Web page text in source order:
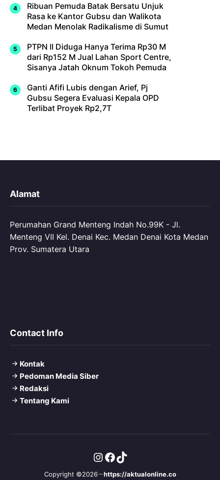
Ribuan Pemuda Batak Bersatu Unjuk
Rasa ke Kantor Gubsu dan Walikota
Medan Menolak Radikalisme di Sumut
PTPN II Diduga Hanya Terima Rp30 M
dari Rp152 M Jual Lahan Sport Centre,
Sisanya Jatah Oknum Tokoh Pemuda
Ganti Afifi Lubis dengan Arief, Pj
Gubsu Segera Evaluasi Kepala OPD
Terlibat Proyek Rp2,7T
Alamat
Perumahan Grand Menteng Indah No.99K - Jl.
Menteng VII Kel. Denai Kec. Medan Denai Kota Medan
Prov. Sumatera Utara
Contact Info
Kontak
Pedoman Media Siber
Redaksi
Tentang Kami
Copyright ©2026 https://aktualonline.co
Instagram
Facebook
TikTok